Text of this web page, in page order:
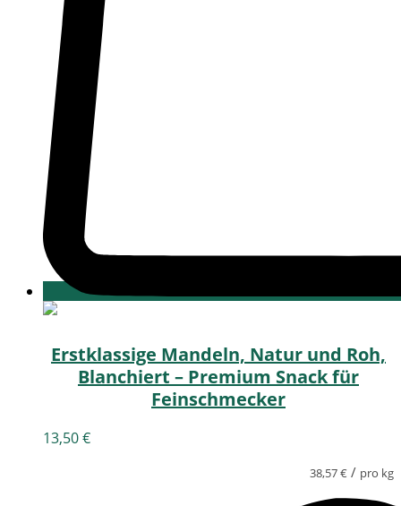
Erstklassige Mandeln, Natur und Roh,
Blanchiert – Premium Snack für
Feinschmecker
13,50€
38,57€ / pro kg